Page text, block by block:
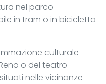
nel parco
in tram o in bicicletta
culturale
o del teatro
nelle vicinanze